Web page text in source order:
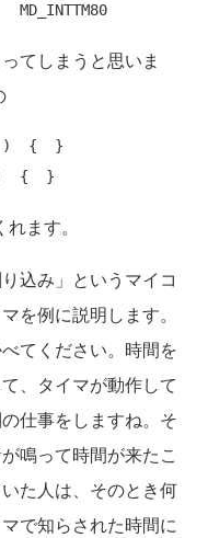
#pragma interrupt  INTTM80 	MD_INTTM80
てしまうと思いま
)  {  }
)  {  }
ます。
込み」というマイコ
を例に説明します。
てください。時間を
、タイマが動作して
仕事をしますね。そ
鳴って時間が来たこ
た人は、そのとき何
で知らされた時間に